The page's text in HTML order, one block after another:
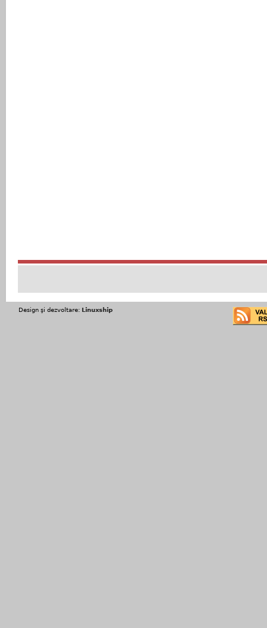
Design şi dezvoltare: Linuxship